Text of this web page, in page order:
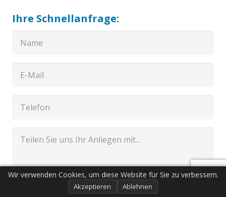
Ihre Schnellanfrage:
Wir verwenden Cookies, um diese Website für Sie zu verbessern.
Akzeptieren Ablehnen